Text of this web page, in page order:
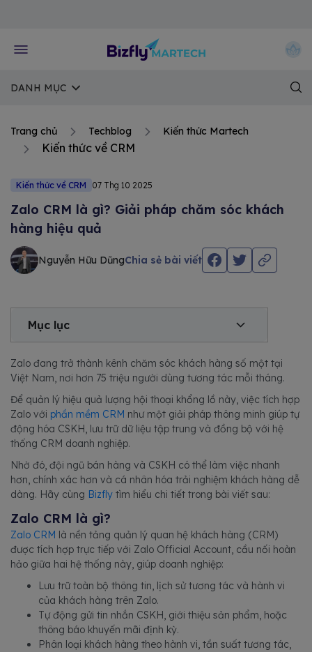
DANH MỤC
Trang chủ Techblog Kiến thức Martech
Kiến thức về CRM
Kiến thức về CRM 07 Thg 10 2025
Zalo CRM là gì? Giải pháp chăm sóc khách
hàng hiệu quả
Nguyễn Hữu DũngChia sẻ bài viết
Mục lục
Zalo đang trở thành kênh chăm sóc khách hàng số một tại
Việt Nam, nơi hơn 75 triệu người dùng tương tác mỗi tháng.
Để quản lý hiệu quả lượng hội thoại khổng lồ này, việc tích hợp
Zalo với phần mềm CRM như một giải pháp thông minh giúp tự
động hóa CSKH, lưu trữ dữ liệu tập trung và đồng bộ với hệ
thống CRM doanh nghiệp.
Nhờ đó, đội ngũ bán hàng và CSKH có thể làm việc nhanh
hơn, chính xác hơn và cá nhân hóa trải nghiệm khách hàng dễ
dàng. Hãy cùng Bizfly tìm hiểu chi tiết trong bài viết sau:
Zalo CRM là gì?
Zalo CRM là nền tảng quản lý quan hệ khách hàng (CRM)
được tích hợp trực tiếp với Zalo Official Account, cầu nối hoàn
hảo giữa hai hệ thống này, giúp doanh nghiệp:
Lưu trữ toàn bộ thông tin, lịch sử tương tác và hành vi
của khách hàng trên Zalo.
Tự động gửi tin nhắn CSKH, giới thiệu sản phẩm, hoặc
thông báo khuyến mãi định kỳ.
Phân loại khách hàng theo hành vi, tần suất tương tác,